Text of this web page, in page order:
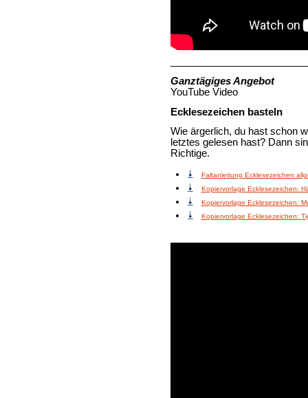
Ganztägiges Angebot
YouTube Video
Ecklesezeichen basteln
Wie ärgerlich, du hast schon
letztes gelesen hast? Dann
Richtige.
Faltanleitung Ecklesezeichen
Kopiervorlage Ecklesezeichen:
Kopiervorlage Ecklesezeichen:
Kopiervorlage Ecklesezeichen: